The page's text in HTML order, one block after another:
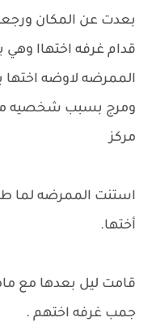
بعدت عن المكان
قدام غرفه اختهاا
الممرضه لاوضه
ومرج بسبب شخصيه
مركز
استنت الممرضه لما
أختها.
قامت ليل بعدها مع
جمب غرفه اختهم .